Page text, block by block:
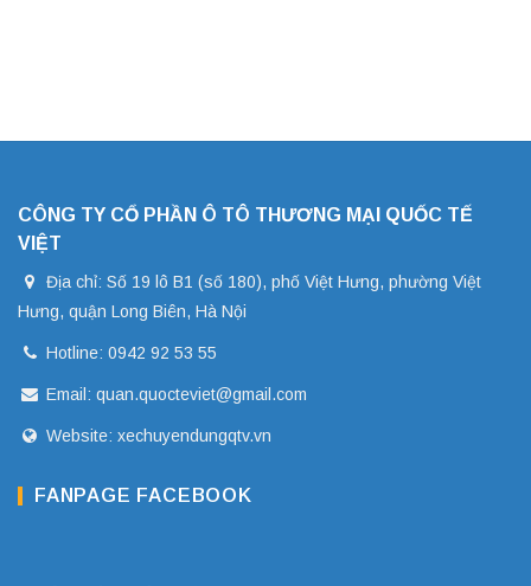
CÔNG TY CỔ PHẦN Ô TÔ THƯƠNG MẠI QUỐC TẾ
VIỆT
Địa chỉ: Số 19 lô B1 (số 180), phố Việt Hưng, phường Việt
Hưng, quận Long Biên, Hà Nội
Hotline: 0942 92 53 55
Email: quan.quocteviet@gmail.com
Website: xechuyendungqtv.vn
FANPAGE FACEBOOK